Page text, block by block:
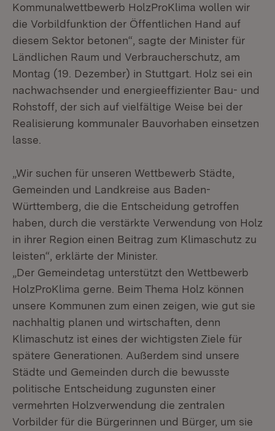
Kommunalwettbewerb HolzProKlima wollen wir
die Vorbildfunktion der Öffentlichen Hand auf
diesem Sektor betonen“, sagte der Minister für
Ländlichen Raum und Verbraucherschutz, am
Montag (19. Dezember) in Stuttgart. Holz sei ein
nachwachsender und energieeffizienter Bau- und
Rohstoff, der sich auf vielfältige Weise bei der
Realisierung kommunaler Bauvorhaben einsetzen
lasse.
„Wir suchen für unseren Wettbewerb Städte,
Gemeinden und Landkreise aus Baden-
Württemberg, die die Entscheidung getroffen
haben, durch die verstärkte Verwendung von Holz
in ihrer Region einen Beitrag zum Klimaschutz zu
leisten“, erklärte der Minister.
„Der Gemeindetag unterstützt den Wettbewerb
HolzProKlima gerne. Beim Thema Holz können
unsere Kommunen zum einen zeigen, wie gut sie
nachhaltig planen und wirtschaften, denn
Klimaschutz ist eines der wichtigsten Ziele für
spätere Generationen. Außerdem sind unsere
Städte und Gemeinden durch die bewusste
politische Entscheidung zugunsten einer
vermehrten Holzverwendung die zentralen
Vorbilder für die Bürgerinnen und Bürger, um sie